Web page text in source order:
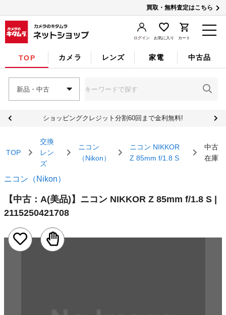
買取・無料査定はこちら
ログイン お気に入り カート
TOP カメラ レンズ 家電 中古品
新品・中古
ショッピングクレジット分割60回まで金利無料!
TOP
交換
レン
ズ
ニコン
（Nikon）
ニコン NIKKOR
Z 85mm f/1.8 S
中古
在庫
ニコン（Nikon）
【中古：A(美品)】ニコン NIKKOR Z 85mm f/1.8 S |
2115250421708